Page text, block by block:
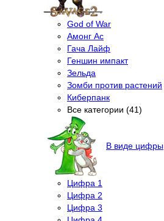
God of War
Амонг Ас
Гача Лайф
Геншин импакт
Зельда
Зомби против растений
Киберпанк
Все категории (41)
В виде цифры
Цифра 1
Цифра 2
Цифра 3